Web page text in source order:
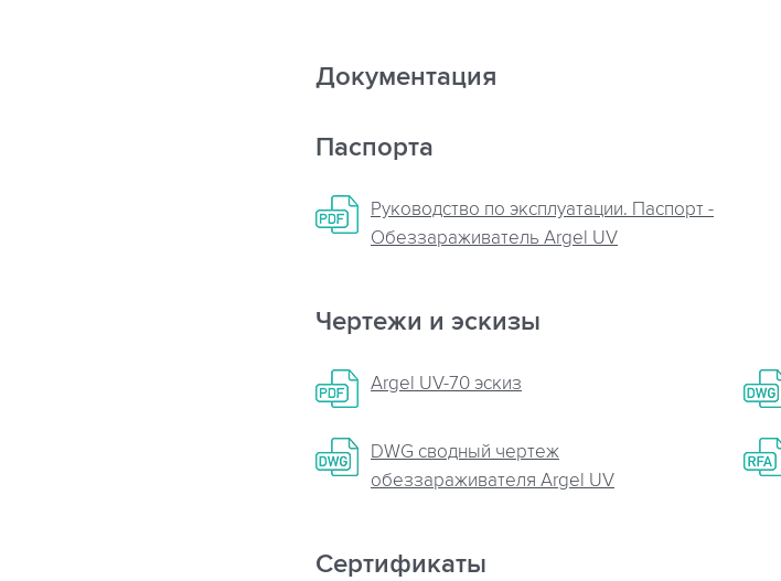
Документация
Паспорта
Руководство по эксплуатации. Паспорт -
Обеззараживатель Argel UV
Чертежи и эскизы
Argel UV-70 эскиз
DWG сводный чертеж
обеззараживателя Argel UV
Сертификаты